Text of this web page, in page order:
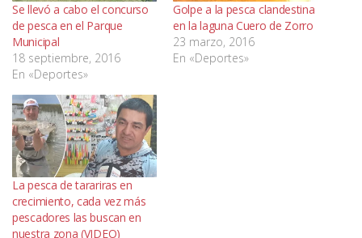
Se llevó a cabo el concurso
de pesca en el Parque
Municipal
18 septiembre, 2016
En «Deportes»
Golpe a la pesca clandestina
en la laguna Cuero de Zorro
23 marzo, 2016
En «Deportes»
La pesca de tarariras en
crecimiento, cada vez más
pescadores las buscan en
nuestra zona (VIDEO)